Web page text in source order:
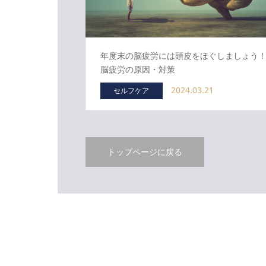
年度末の脳疲労には頭皮をほぐしましょう！
脳疲労の原因・対策
セルフケア 2024.03.21
トップページに戻る